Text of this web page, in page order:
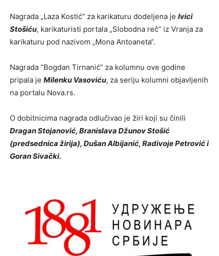
Nagrada „Laza Kostić“ za karikaturu dodeljena je Ivici
Stošiću, karikaturisti portala „Slobodna reč“ iz Vranja za
karikaturu pod nazivom „Mona Antoaneta“.
Nagrada “Bogdan Tirnanić” za kolumnu ove godine
pripala je Milenku Vasoviću, za seriju kolumni objavljenih
na portalu Nova.rs.
O dobitnicima nagrada odlučivao je žiri koji su činili
Dragan Stojanović, Branislava Džunov Stošić
(predsednica žirija), Dušan Albijanić, Radivoje Petrović i
Goran Sivački.